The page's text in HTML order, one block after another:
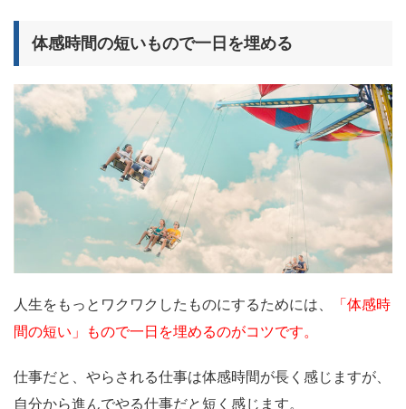
体感時間の短いもので一日を埋める
人生をもっとワクワクしたものにするためには、
「体感時
間の短い」もので一日を埋めるのがコツです。
仕事だと、やらされる仕事は体感時間が長く感じますが、
自分から進んでやる仕事だと短く感じます。